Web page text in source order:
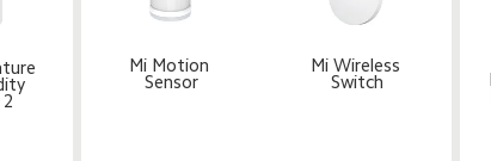
Mi Motion
Sensor
Mi Wireless
Switch